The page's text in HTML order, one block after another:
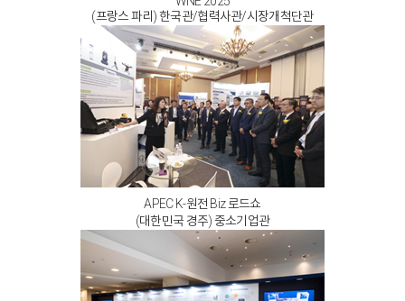
(프랑스 파리) 한국관/협력사관/시장개척단관
APEC K-원전 Biz 로드쇼
(대한민국 경주) 중소기업관